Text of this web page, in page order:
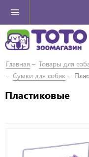
Главная Товары для
Сумки для собак
Пластиковые